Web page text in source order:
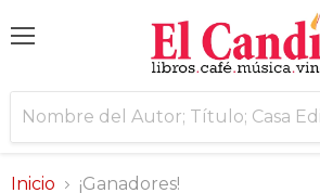
Inicio ¡Ganadores!